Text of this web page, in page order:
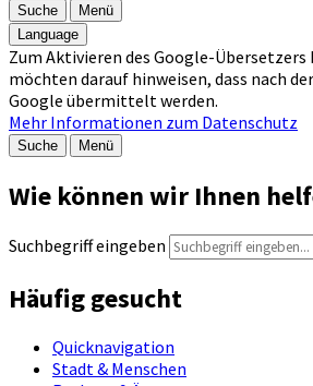
Suche
Menü
Language
Zum Aktivieren des Google-
möchten darauf hinweisen, dass nach
Google übermittelt werden.
Mehr Informationen zum Datenschutz
Suche Menü
Wie können wir Ihnen
Suchbegriff eingeben
Häufig gesucht
Quicknavigation
Stadt & Menschen